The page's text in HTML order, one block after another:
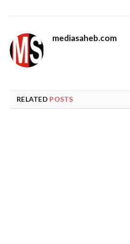
mediasaheb.com
RELATED POSTS